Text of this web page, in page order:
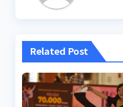
Related Post